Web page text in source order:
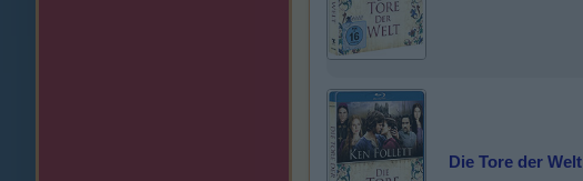
Die Tore der Welt